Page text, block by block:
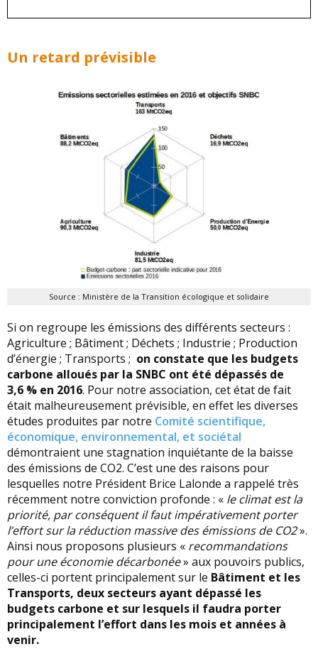
Un retard prévisible
Source : Ministère de la Transition écologique et solidaire
Si on regroupe les émissions des différents secteurs :
Agriculture ; Bâtiment ; Déchets ; Industrie ; Production
d’énergie ; Transports ; on constate que les budgets
carbone alloués par la SNBC ont été dépassés de
3,6 % en 2016. Pour notre association, cet état de fait
était malheureusement prévisible, en effet les diverses
études produites par notre Comité scientifique,
économique, environnemental, et sociétal
démontraient une stagnation inquiétante de la baisse
des émissions de CO2. C’est une des raisons pour
lesquelles notre Président Brice Lalonde a rappelé très
récemment notre conviction profonde : « le climat est la
priorité, par conséquent il faut impérativement porter
l’effort sur la réduction massive des émissions de CO2».
Ainsi nous proposons plusieurs « recommandations
pour une économie décarbonée» aux pouvoirs publics,
celles-ci portent principalement sur le Bâtiment et les
Transports, deux secteurs ayant dépassé les
budgets carbone et sur lesquels il faudra porter
principalement l’effort dans les mois et années à
venir.